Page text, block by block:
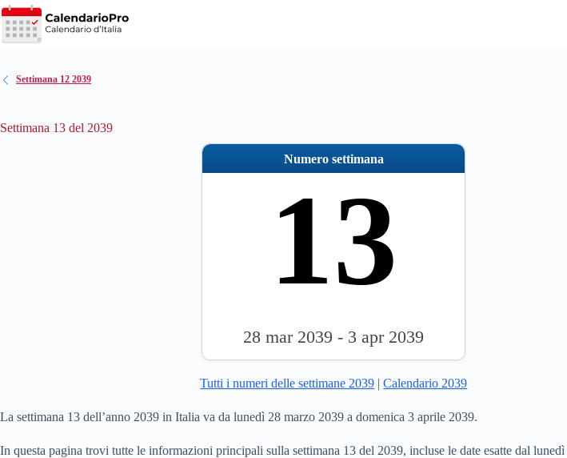
Salta
al
contenuto
Settimana 12 2039
Settimana 13 del 2039
Numero settimana
13
28 mar 2039 - 3 apr 2039
Tutti i numeri delle settimane 2039 |Calendario 2039
La settimana 13 dell’anno 2039 in Italia va da lunedì 28 marzo 2039 a domenica 3 aprile 2039.
In questa pagina trovi tutte le informazioni principali sulla settimana 13 del 2039, incluse le date esatte dal